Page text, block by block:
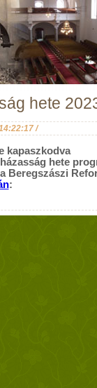
hete
/
kapaszkodva
hete
Beregszászi
: